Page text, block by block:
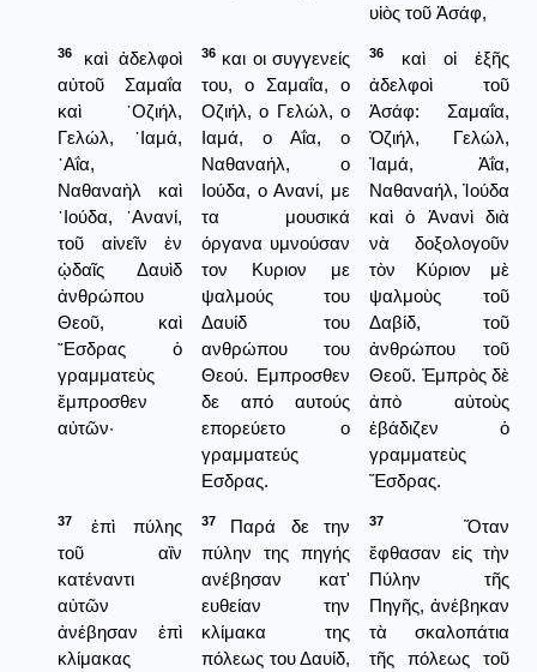
υἱὸς τοῦ Ἀσάφ,
36
καὶ ἀδελφοὶ
αὐτοῦ Σαμαΐα
καὶ ᾿Οζιήλ,
Γελώλ, ᾿Ιαμά,
᾿Αΐα,
Ναθαναὴλ καὶ
᾿Ιούδα, ᾿Ανανί,
τοῦ αἰνεῖν ἐν
ᾠδαῖς Δαυὶδ
ἀνθρώπου
Θεοῦ, καὶ
῎Εσδρας ὁ
γραμματεὺς
ἔμπροσθεν
αὐτῶν·
36 και οι συγγενείς
του, ο Σαμαΐα, ο
Οζιήλ, ο Γελώλ, ο
Ιαμά, ο Αΐα, ο
Ναθαναήλ, ο
Ιούδα, ο Ανανί, με
τα μουσικά
όργανα υμνούσαν
τον Κυριον με
ψαλμούς του
Δαυίδ του
ανθρώπου του
Θεού. Εμπροσθεν
δε από αυτούς
επορεύετο ο
γραμματεύς
Εσδρας.
36
καὶ οἱ ἑξῆς
ἀδελφοὶ τοῦ
Ἀσάφ: Σαμαΐα,
Ὀζιήλ, Γελώλ,
Ἰαμά, Ἀΐα,
Ναθαναήλ, Ἰούδα
καὶ ὁ Ἀνανὶ διὰ
νὰ δοξολογοῦν
τὸν Κύριον μὲ
ψαλμοὺς τοῦ
Δαβίδ, τοῦ
ἀνθρώπου τοῦ
Θεοῦ. Ἐμπρὸς δὲ
ἀπὸ αὐτοὺς
ἐβάδιζεν ὁ
γραμματεὺς
Ἔσδρας.
37
ἐπὶ πύλης
τοῦ αἲν
κατέναντι
αὐτῶν
ἀνέβησαν ἐπὶ
κλίμακας
37
Παρά δε την
πύλην της πηγής
ανέβησαν κατ'
ευθείαν την
κλίμακα της
πόλεως του Δαυίδ,
37
Ὅταν
ἔφθασαν εἰς τὴν
Πύλην τῆς
Πηγῆς, ἀνέβηκαν
τὰ σκαλοπάτια
τῆς πόλεως τοῦ